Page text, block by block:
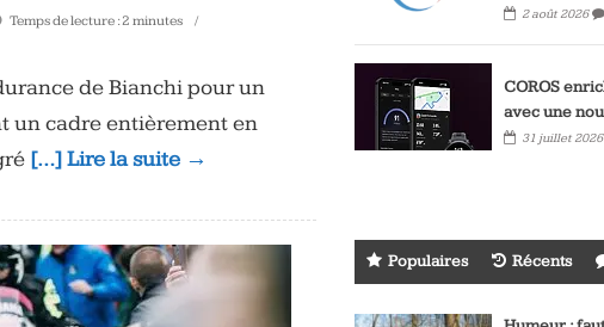
Temps de lecture :2 minutes
de Bianchi pour un
un cadre entièrement en
[…] Lire la suite →
2 août 2026
COROS
avec une
31 juillet 2026
Populaires Récents